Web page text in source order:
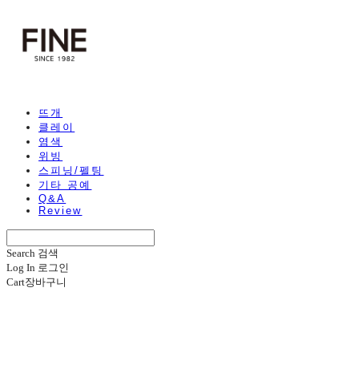
뜨개
클레이
염색
위빙
스피닝/펠팅
기타 공예
Q&A
Review
Search 검색
Log In 로그인
Cart장바구니